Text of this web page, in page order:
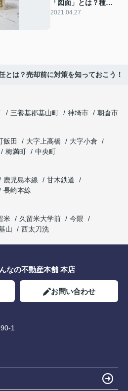
「図面」とは？種類
と取得方法
2021.04.27
とは？売却前に対策を知っておこう！
三養基郡基山町 神埼市
朝倉市
飯田 大字上高橋
大字小倉
梅満町
中央町
鹿児島本線
甘木鉄道
長崎本線
米 久留米大学前
今隈
山 西太刀洗
なの不動産本舗 本店
お問い合わせ
1